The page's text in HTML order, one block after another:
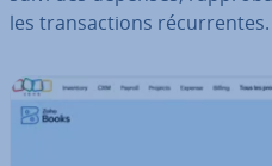
les tran­sac­tions ré­cur­rentes.